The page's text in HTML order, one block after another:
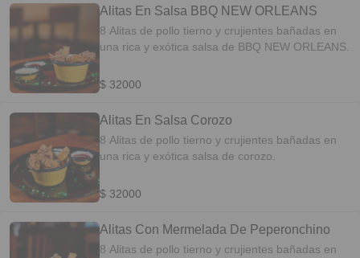
Alitas En Salsa BBQ NEW ORLEANS
8 Alitas de pollo tierno y crujientes bañadas en
una rica y exótica salsa de BBQ NEW ORLEANS.
$ 32000
Alitas En Salsa Corozo
8 Alitas de pollo tierno y crujientes bañadas en
una rica y exótica salsa de corozo.
$ 32000
Alitas Con Mermelada De Peperonchino
8 Alitas de pollo tierno y crujientes bañadas en